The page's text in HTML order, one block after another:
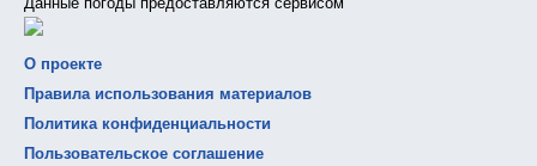
О проекте
Правила использования материалов
Политика конфиденциальности
Пользовательское соглашение